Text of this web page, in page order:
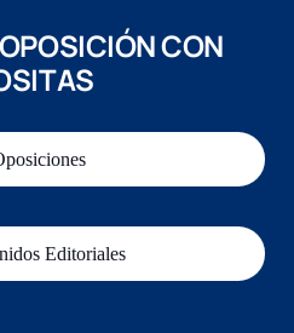
CON
Editoriales